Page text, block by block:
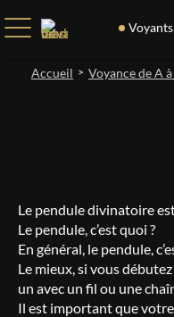
Voyants
Accueil > Voyance de A
Le pendule divinatoire
Le pendule, c’est quoi ?
En général, le pendule,
Le mieux, si vous
un avec un fil ou une
Il est important que